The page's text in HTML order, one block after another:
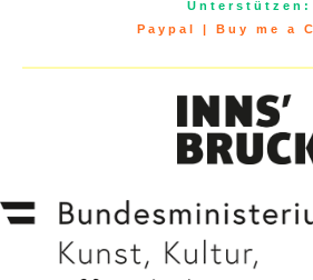
Unterstützen:
Paypal
| Buy me a